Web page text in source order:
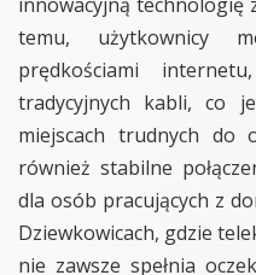
temu, użytkownicy
prędkościami
tradycyjnych kabli, co
miejscach trudnych do
również stabilne
dla osób pracujących z
Dziewkowicach, gdzie
nie zawsze spełnia